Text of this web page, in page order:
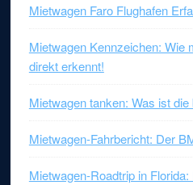
Mietwagen Faro Flughafen
Mietwagen Kennzeichen: Wie
direkt erkennt!
Mietwagen tanken: Was ist
Mietwagen-Fahrbericht: Der
Mietwagen-Roadtrip in Florida: